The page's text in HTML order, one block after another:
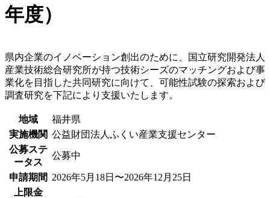
年度）
県内企業のイノベーション創出のために、国立研究開発法人
産業技術総合研究所が持つ技術シーズのマッチングおよび事
業化を目指した共同研究に向けて、可能性試験の探索および
調査研究を下記により支援いたします。
地域
福井県
実施機関 公益財団法人ふくい産業支援センター
公募ステ
ータス
公募中
申請期間 2026年5月18日〜2026年12月25日
上限金